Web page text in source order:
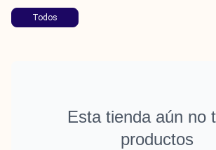
Todos
Esta tienda aún no
productos